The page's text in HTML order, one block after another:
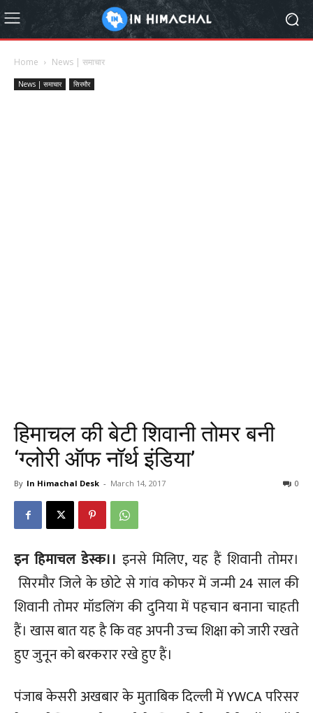
Home News | समाचार
News | समाचार सिरमौर
हिमाचल की बेटी शिवानी तोमर बनी
‘ग्लोरी ऑफ नॉर्थ इंडिया’
By In Himachal Desk - March 14, 2017 0
इन हिमाचल डेस्क।। इनसे मिलिए, यह हैं शिवानी तोमर।
सिरमौर जिले के छोटे से गांव कोफर में जन्मी 24 साल की
शिवानी तोमर मॉडलिंग की दुनिया में पहचान बनाना चाहती
हैं। खास बात यह है कि वह अपनी उच्च शिक्षा को जारी रखते
हुए जुनून को बरकरार रखे हुए हैं।
पंजाब केसरी अखबार के मुताबिक दिल्ली में YWCA परिसर